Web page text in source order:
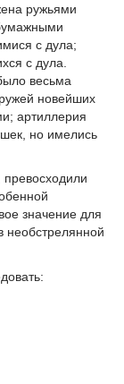
ружьями
с дула;
с дула.
весьма
новейших
артиллерия
но имелись
значение для
необстрелянной